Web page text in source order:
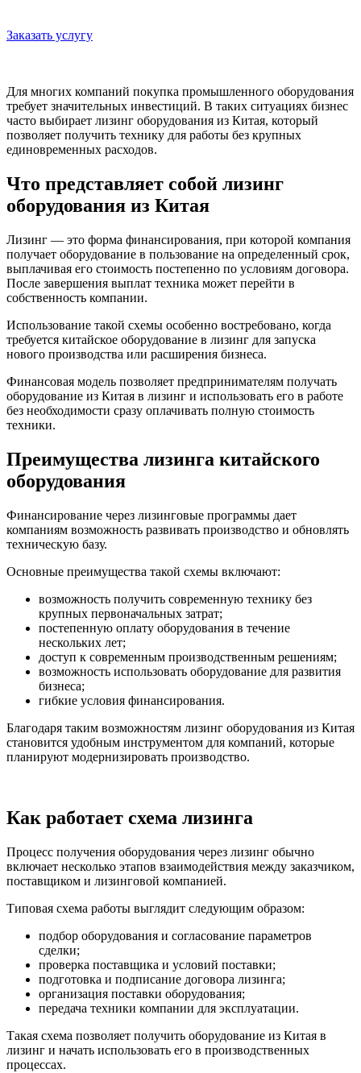
Заказать услугу
Для многих компаний покупка промышленного оборудования
требует значительных инвестиций. В таких ситуациях бизнес
часто выбирает лизинг оборудования из Китая, который
позволяет получить технику для работы без крупных
единовременных расходов.
Что представляет собой лизинг
оборудования из Китая
Лизинг — это форма финансирования, при которой компания
получает оборудование в пользование на определенный срок,
выплачивая его стоимость постепенно по условиям договора.
После завершения выплат техника может перейти в
собственность компании.
Использование такой схемы особенно востребовано, когда
требуется китайское оборудование в лизинг для запуска
нового производства или расширения бизнеса.
Финансовая модель позволяет предпринимателям получать
оборудование из Китая в лизинг и использовать его в работе
без необходимости сразу оплачивать полную стоимость
техники.
Преимущества лизинга китайского
оборудования
Финансирование через лизинговые программы дает
компаниям возможность развивать производство и обновлять
техническую базу.
Основные преимущества такой схемы включают:
возможность получить современную технику без
крупных первоначальных затрат;
постепенную оплату оборудования в течение
нескольких лет;
доступ к современным производственным решениям;
возможность использовать оборудование для развития
бизнеса;
гибкие условия финансирования.
Благодаря таким возможностям лизинг оборудования из Китая
становится удобным инструментом для компаний, которые
планируют модернизировать производство.
Как работает схема лизинга
Процесс получения оборудования через лизинг обычно
включает несколько этапов взаимодействия между заказчиком,
поставщиком и лизинговой компанией.
Типовая схема работы выглядит следующим образом:
подбор оборудования и согласование параметров
сделки;
проверка поставщика и условий поставки;
подготовка и подписание договора лизинга;
организация поставки оборудования;
передача техники компании для эксплуатации.
Такая схема позволяет получить оборудование из Китая в
лизинг и начать использовать его в производственных
процессах.